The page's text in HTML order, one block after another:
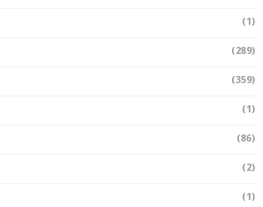
(1)
(289)
(359)
(1)
(86)
(2)
(1)